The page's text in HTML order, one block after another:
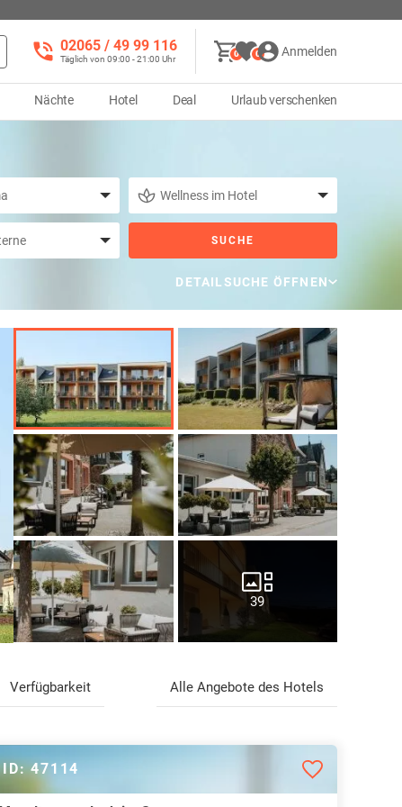
02065 / 49 ‌99 116
Täglich von 09:00 - 21:00 Uhr
0 0 Anmelden
Nächte Hotel Deal Urlaub verschenken
SUCHE
DETAILSUCHE ÖFFNEN
39
Verfügbarkeit Alle Angebote des Hotels
ID: 47114